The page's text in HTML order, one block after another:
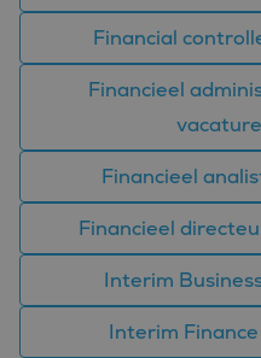
Financial
Financieel
Financieel
Financieel
Interim
Interim
Privacy Policy